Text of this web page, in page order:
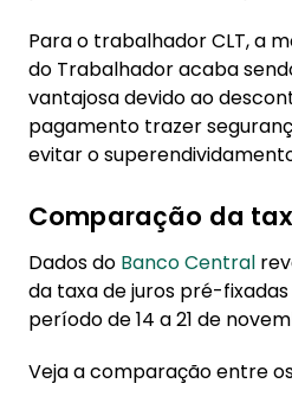
Para o trabalhador CLT, a
do Trabalhador acaba
vantajosa devido ao
pagamento trazer
evitar o
Comparação da
Dados do Banco Central
da taxa de juros pré-
período de 14 a 21 de
Veja a comparação entre